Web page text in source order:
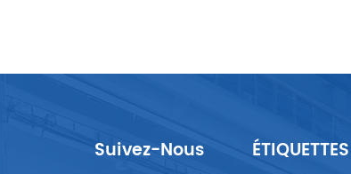
Suivez-Nous